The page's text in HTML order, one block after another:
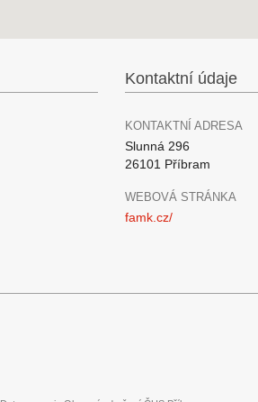
Kontaktní údaje
KONTAKTNÍ ADRESA
Slunná 296
26101 Příbram
WEBOVÁ STRÁNKA
famk.cz/